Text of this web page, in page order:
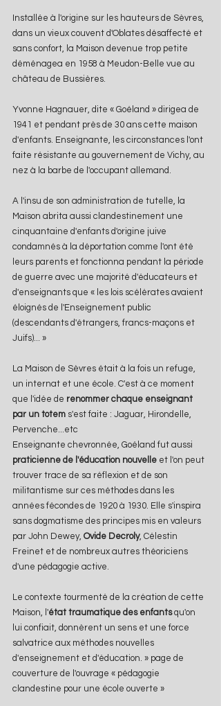
Installée à l'origine sur les hauteurs de Sèvres,
dans un vieux couvent d'Oblates désaffecté et
sans confort, la Maison devenue trop petite
déménagea en 1958 à Meudon-Belle vue au
château de Bussières.
Yvonne Hagnauer, dite « Goéland » dirigea de
1941 et pendant près de 30 ans cette maison
d'enfants. Enseignante, les circonstances l'ont
faite résistante au gouvernement de Vichy, au
nez à la barbe de l'occupant allemand.
A l'insu de son administration de tutelle, la
Maison abrita aussi clandestinement une
cinquantaine d'enfants d'origine juive
condamnés à la déportation comme l'ont été
leurs parents et fonctionna pendant la période
de guerre avec une majorité d'éducateurs et
d'enseignants que « les lois scélérates avaient
éloignés de l'Enseignement public
(descendants d'étrangers, francs-maçons et
Juifs)... »
La Maison de Sèvres était à la fois un refuge,
un internat et une école. C'est à ce moment
que l'idée de renommer chaque enseignant
par un totem s'est faite : Jaguar, Hirondelle,
Pervenche...etc
Enseignante chevronnée, Goéland fut aussi
praticienne de l'éducation nouvelle et l'on peut
trouver trace de sa réflexion et de son
militantisme sur ces méthodes dans les
années fécondes de 1920 à 1930. Elle s'inspira
sans dogmatisme des principes mis en valeurs
par John Dewey, Ovide Decroly, Célestin
Freinet et de nombreux autres théoriciens
d'une pédagogie active.
Le contexte tourmenté de la création de cette
Maison, l'état traumatique des enfants qu'on
lui confiait, donnèrent un sens et une force
salvatrice aux méthodes nouvelles
d'enseignement et d'éducation. » page de
couverture de l'ouvrage « pédagogie
clandestine pour une école ouverte »